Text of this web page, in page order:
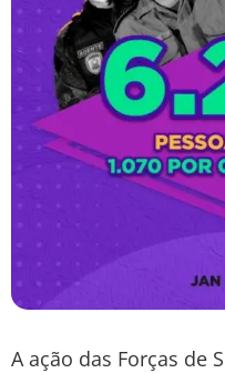
A ação das Forças de